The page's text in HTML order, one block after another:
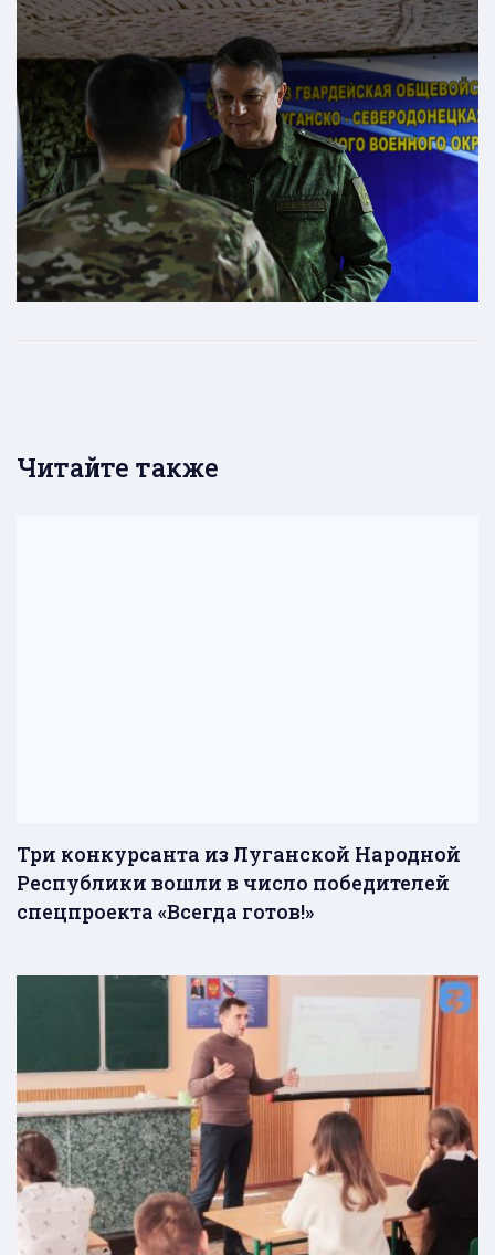
Читайте также
Три конкурсанта из Луганской Народной
Республики вошли в число победителей
спецпроекта «Всегда готов!»